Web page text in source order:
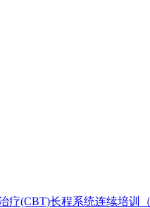
疗(CBT)长程系统连续培训